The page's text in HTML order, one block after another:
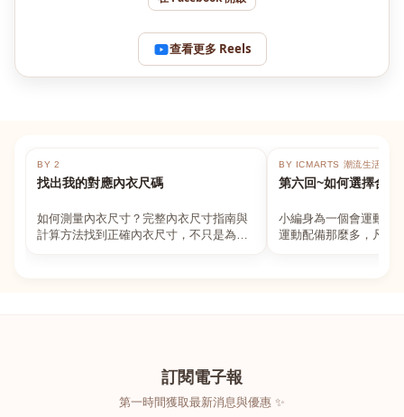
查看更多 Reels
BY 2
找出我的對應內衣尺碼
如何測量內衣尺寸？完整內衣尺寸指南與
計算方法找到正確內衣尺寸，不只是為了
BY ICMARTS 潮流生活百貨
第六回~如何選擇合適
小編身為一個會運動的
運動配備那麼多，凡舉
訂閱電子報
第一時間獲取最新消息與優惠 ✨